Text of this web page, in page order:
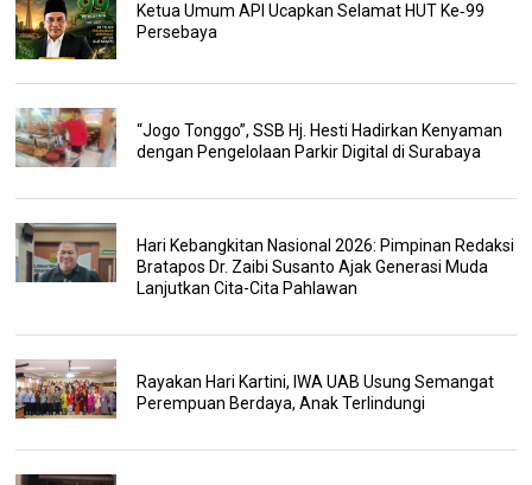
Ketua Umum API Ucapkan Selamat HUT Ke‑99
Persebaya
“Jogo Tonggo”, SSB Hj. Hesti Hadirkan Kenyaman
dengan Pengelolaan Parkir Digital di Surabaya
Hari Kebangkitan Nasional 2026: Pimpinan Redaksi
Bratapos Dr. Zaibi Susanto Ajak Generasi Muda
Lanjutkan Cita-Cita Pahlawan
Rayakan Hari Kartini, IWA UAB Usung Semangat
Perempuan Berdaya, Anak Terlindungi